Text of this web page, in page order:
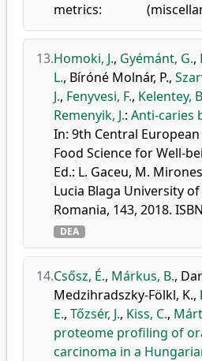
metrics:
13.Homoki, J., Gyémánt, G.,
L., Bíróné Molnár, P.,
J., Fenyvesi, F., Kelentey,
Remenyik, J.: Anti-caries
In: 9th Central
Food Science for Well-
Ed.: L. Gaceu, M.
Lucia Blaga University
Romania, 143, 2018.
DEA
14.Csősz, É., Márkus, B.,
Medzihradszky-Fölkl, K.,
E., Tőzsér, J., Kiss, C.,
proteome profiling of
carcinoma in a